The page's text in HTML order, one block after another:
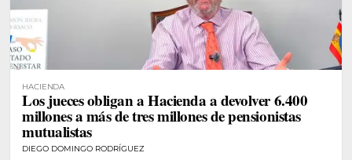
HACIENDA
Los jueces obligan a Hacienda a devolver 6.400
millones a más de tres millones de pensionistas
mutualistas
DIEGO DOMINGO RODRÍGUEZ